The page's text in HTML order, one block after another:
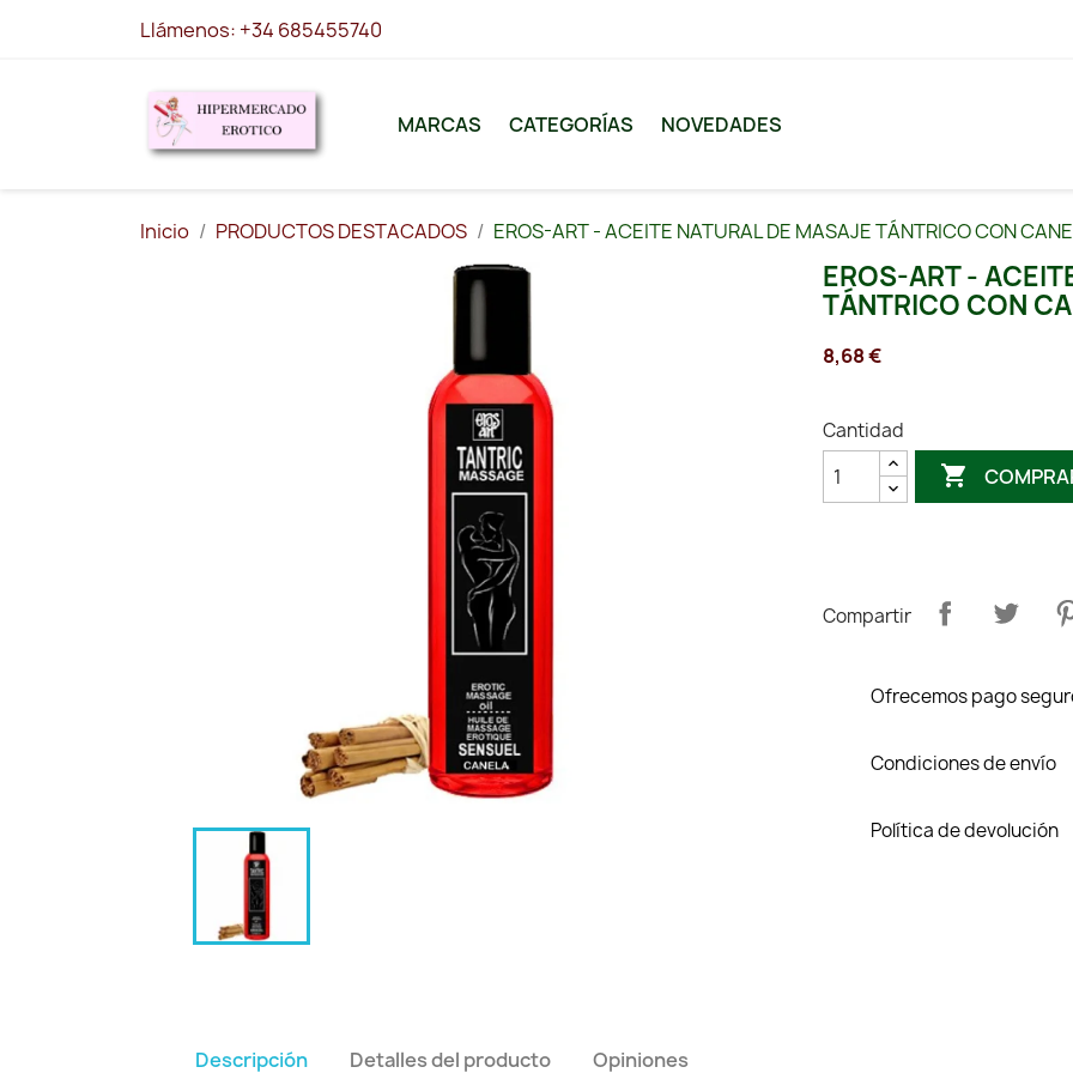
Llámenos: +34 685455740
MARCAS CATEGORÍAS NOVEDADES
Inicio PRODUCTOS DESTACADOS EROS-ART - ACEITE NATURAL DE MASAJE TÁNTRICO CON
EROS-ART -
TÁNTRICO CON
8,68 €
Cantidad

Compartir
Ofrecemos pago
Condiciones de envío
Política de devolución
Descripción Detalles del producto Opiniones